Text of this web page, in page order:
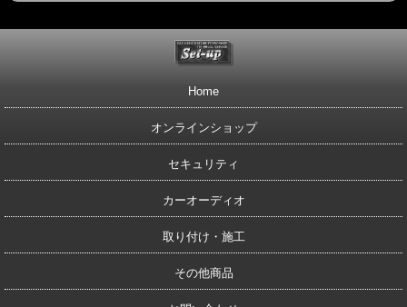
Home
オンラインショップ
セキュリティ
カーオーディオ
取り付け・施工
その他商品